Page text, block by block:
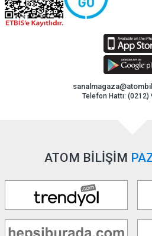
Telefon Hattı: (0212)
ATOM BİLİŞİM